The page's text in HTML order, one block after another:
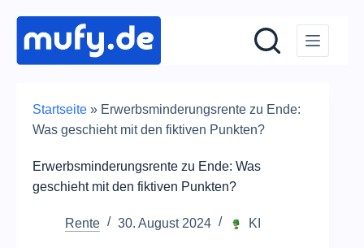
Inhalt
springen
Startseite » Erwerbsminderungsrente zu Ende:
Was geschieht mit den fiktiven Punkten?
Erwerbsminderungsrente zu Ende: Was
geschieht mit den fiktiven Punkten?
Rente 30. August 2024 KI